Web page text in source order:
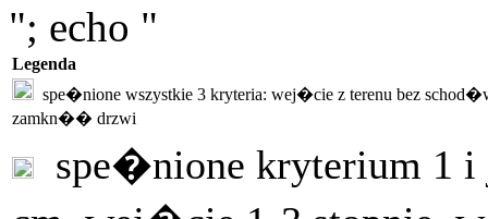
"; echo "
Legenda
spe�nione wszystkie 3 kryteria: wej�cie z terenu bez
zamkn�� drzwi
spe�nione kryterium 1